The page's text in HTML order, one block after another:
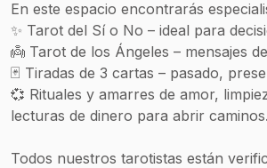
En este espacio encontrarás
✨ Tarot del Sí o No – ideal para
👼 Tarot de los Ángeles – mensajes
🃏 Tiradas de 3 cartas – pasado,
💞 Rituales y amarres de amor,
lecturas de dinero para abrir caminos.
Todos nuestros tarotistas están